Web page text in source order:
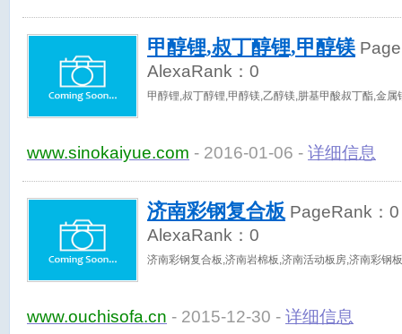
甲醇锂,叔丁醇锂,甲醇镁
AlexaRank： 0
甲醇锂,叔丁醇锂,甲醇镁,乙醇镁,肼基甲酸叔丁酯,金属
www.sinokaiyue.com - 2016-01-06 - 详细信息
济南彩钢复合板 PageRank： 0
AlexaRank： 0
济南彩钢复合板,济南岩棉板,济南活动板房,济南彩钢板
www.ouchisofa.cn - 2015-12-30 - 详细信息